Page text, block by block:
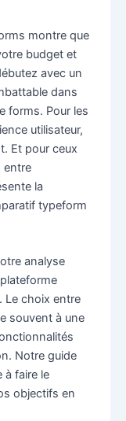
montre que
budget et
avec un
dans
forms. Pour les
utilisateur,
Et pour ceux
entre
la
typeform
analyse
Le choix entre
souvent à une
Notre guide
faire le
objectifs en